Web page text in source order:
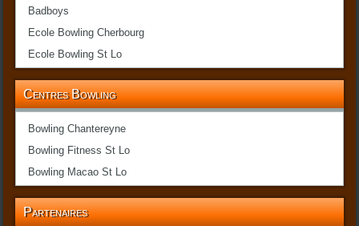
Badboys
Ecole Bowling Cherbourg
Ecole Bowling St Lo
Centres Bowling
Bowling Chantereyne
Bowling Fitness St Lo
Bowling Macao St Lo
Partenaires